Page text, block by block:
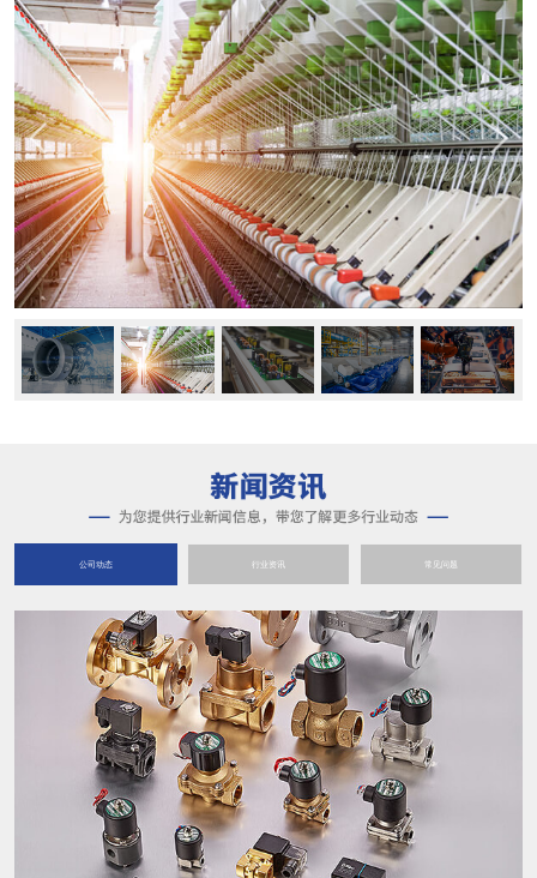
公司动态 行业资讯 常见问题